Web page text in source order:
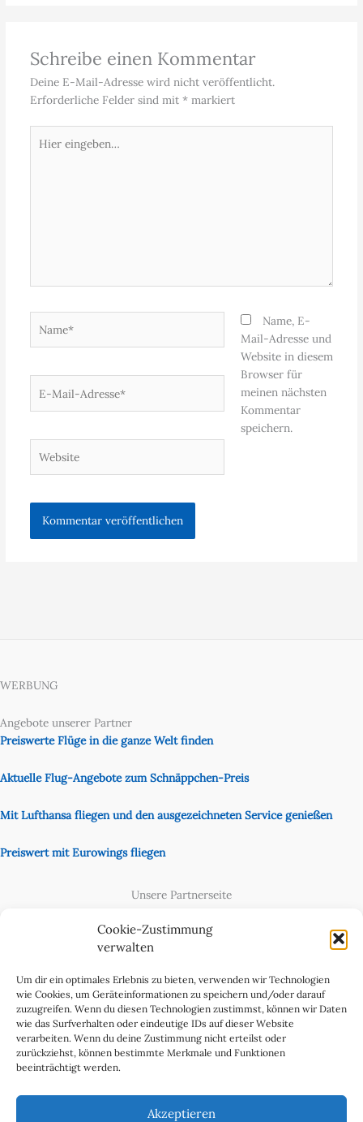
Cookie-Zustimmung
verwalten
Um dir ein optimales Erlebnis zu bieten, verwenden wir Technologien
wie Cookies, um Geräteinformationen zu speichern und/oder darauf
zuzugreifen. Wenn du diesen Technologien zustimmst, können wir Daten
wie das Surfverhalten oder eindeutige IDs auf dieser Website
verarbeiten. Wenn du deine Zustimmung nicht erteilst oder
zurückziehst, können bestimmte Merkmale und Funktionen
beeinträchtigt werden.
Akzeptieren
Schreibe einen Kommentar
Deine E-Mail-Adresse wird nicht veröffentlicht.
Erforderliche Felder sind mit *markiert
eingeben…
Mail-
Name, E-
Mail-Adresse und
Website in diesem
Browser für
meinen nächsten
Kommentar
speichern.
WERBUNG
Angebote unserer Partner
Preiswerte Flüge in die ganze Welt finden
Aktuelle Flug-Angebote zum Schnäppchen-Preis
Mit Lufthansa fliegen und den ausgezeichneten Service genießen
Preiswert mit Eurowings fliegen
Unsere Partnerseite
Cookie-Richtlinie (EU)
Datenschutzerklärung